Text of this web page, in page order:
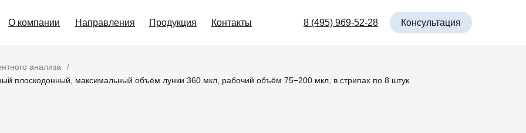
Направления Продукция
О компании Контакты 8 (495) 969-52-28 Консультация
анализа
/
плоскодонный, максимальный объём лунки 360 мкл, рабочий объём 75−200 мкл, в стрипах по 8 штук